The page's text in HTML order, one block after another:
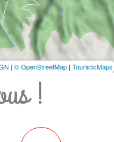
| © OpenStreetMap | TouristicMaps
!